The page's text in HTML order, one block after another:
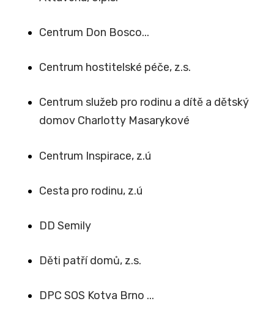
Centrum Don Bosco...
Centrum hostitelské péče, z.s.
Centrum služeb pro rodinu a dítě a dětský
domov Charlotty Masarykové
Centrum Inspirace, z.ú
Cesta pro rodinu, z.ú
DD Semily
Děti patří domů, z.s.
DPC SOS Kotva Brno ...